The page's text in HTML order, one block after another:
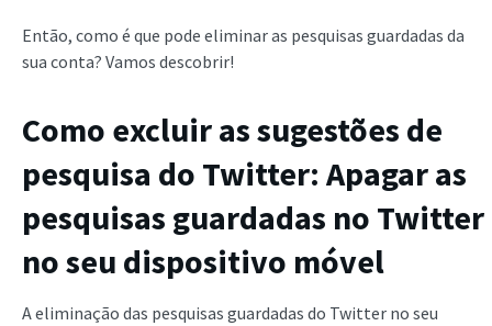
Então, como é que pode eliminar as pesquisas guardadas da
sua conta? Vamos descobrir!
Como excluir as sugestões de
pesquisa do Twitter: Apagar as
pesquisas guardadas no Twitter
no seu dispositivo móvel
A eliminação das pesquisas guardadas do Twitter no seu